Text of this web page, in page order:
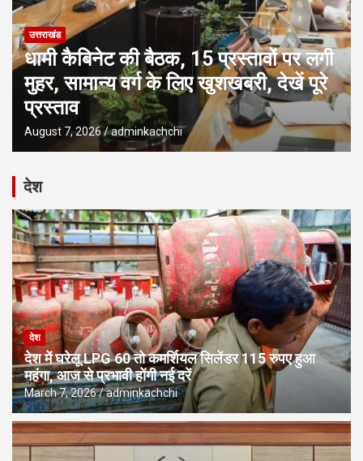
उत्तराखंड
धामी कैबिनेट की बैठक, 15 प्रस्तावों पर लगी
मुहर, सामान्य वर्ग के लिए खुशखबरी, देखें पूरे
प्रस्ताव
August 7, 2026 adminkachchi
देश
देश
देश में घरेलू LPG 60 तो कमर्शियल सिलेंडर 115 रुपए हुआ
महंगा, आज से प्रभावी होंगी नई दरें
March 7, 2026 adminkachchi